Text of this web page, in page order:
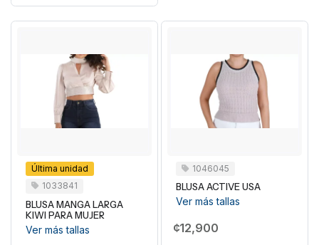
Última unidad
1033841
BLUSA MANGA LARGA
KIWI PARA MUJER
Ver más tallas
1046045
BLUSA ACTIVE USA
Ver más tallas
¢12,900